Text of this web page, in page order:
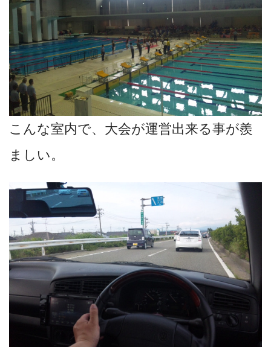
こんな室内で、大会が運営出来る事が羨
ましい。